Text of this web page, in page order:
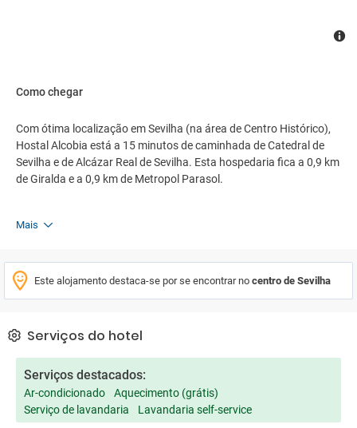
Como chegar
Com ótima localização em Sevilha (na área de Centro Histórico),
Hostal Alcobia está a 15 minutos de caminhada de Catedral de
Sevilha e de Alcázar Real de Sevilha. Esta hospedaria fica a 0,9 km
de Giralda e a 0,9 km de Metropol Parasol.
Mais
Este alojamento destaca-se por se encontrar no centro de Sevilha
Serviços do hotel
Serviços destacados:
Ar-condicionado
Aquecimento (grátis)
Serviço de lavandaria
Lavandaria self-service